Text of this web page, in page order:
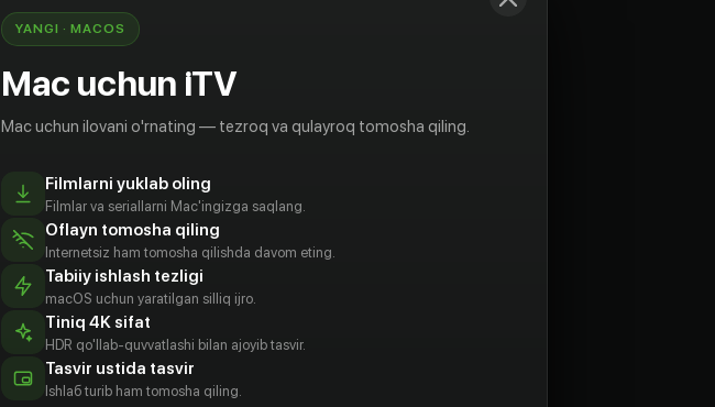
YANGI · MACOS
Mac uchun iTV
Mac uchun ilovani o'rnating — tezroq va qulayroq tomosha qiling.
Filmlarni yuklab oling
Filmlar va seriallarni Mac'ingizga saqlang.
Oflayn tomosha qiling
Internetsiz ham tomosha qilishda davom eting.
Tabiiy ishlash tezligi
macOS uchun yaratilgan silliq ijro.
Tiniq 4K sifat
HDR qo'llab-quvvatlashi bilan ajoyib tasvir.
Tasvir ustida tasvir
Ishlаб turib ham tomosha qiling.